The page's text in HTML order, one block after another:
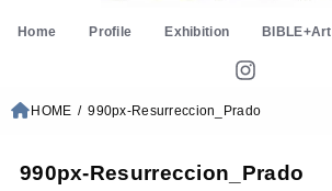
Home Profile Exhibition BIBLE+Art
HOME 990px-Resurreccion_Prado
990px-Resurreccion_Prado